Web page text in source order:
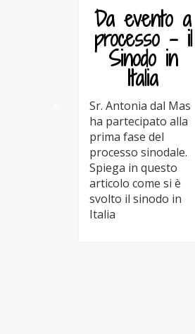
Da evento a
processo – il
Sinodo in
Italia
Sr. Antonia dal Mas
ha partecipato alla
prima fase del
processo sinodale.
Spiega in questo
articolo come si è
svolto il sinodo in
Italia